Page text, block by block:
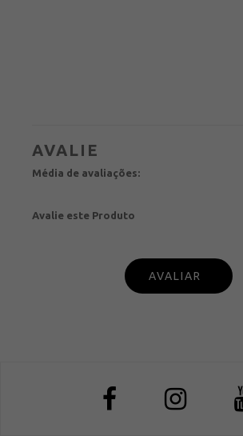
Média de avaliações:
Avalie este Produto